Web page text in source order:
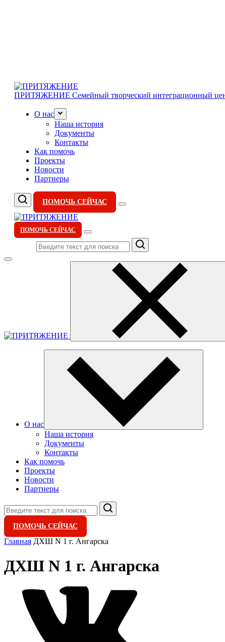
ПРИТЯЖЕНИЕ Семейный творческий интеграционный
О нас
Наша история
Документы
Контакты
Как помочь
Проекты
Новости
Партнеры
ПОМОЧЬ СЕЙЧАС
ПОМОЧЬ СЕЙЧАС
Поиск
О нас
Наша история
Документы
Контакты
Как помочь
Проекты
Новости
Партнеры
Поиск
ПОМОЧЬ СЕЙЧАС
Главная ДХШ N 1 г. Ангарска
ДХШ N 1 г. Ангарска